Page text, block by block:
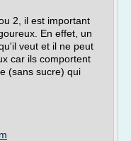
2, il est important
En effet, un
veut et il ne peut
car ils comportent
(sans sucre) qui